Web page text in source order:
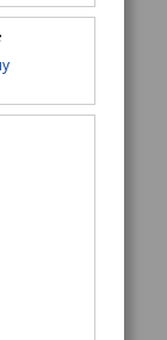
,криптовалюта